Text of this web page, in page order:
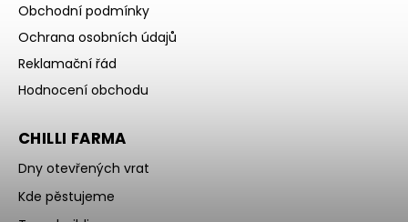
Obchodní podmínky
Ochrana osobních údajů
Reklamační řád
Hodnocení obchodu
CHILLI FARMA
Dny otevřených vrat
Kde pěstujeme